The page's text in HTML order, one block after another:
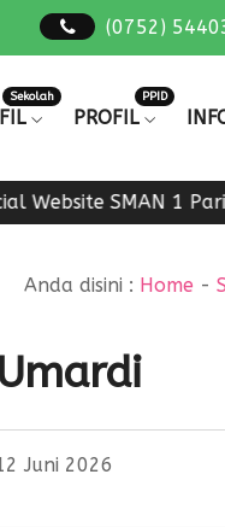
(0752)
Sekolah
PROFIL
PPID
Website SMAN 1
Anda disini : Home -
Juni 2026